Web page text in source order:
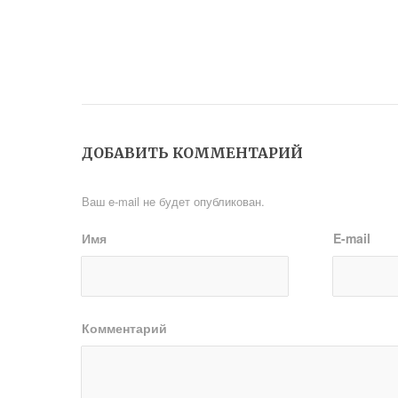
ДОБАВИТЬ КОММЕНТАРИЙ
Ваш e-mail не будет опубликован.
Имя E-mail
Комментарий